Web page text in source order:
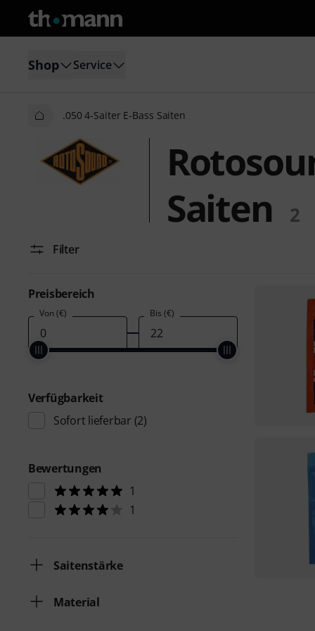
Shop Service
.050 4-Saiter E-Bass Saiten
Saiten
2
Filter
Preisbereich
Von (€) Bis (€)
Verfügbarkeit
Sofort lieferbar (2)
Bewertungen
1
1
Saitenstärke
Material